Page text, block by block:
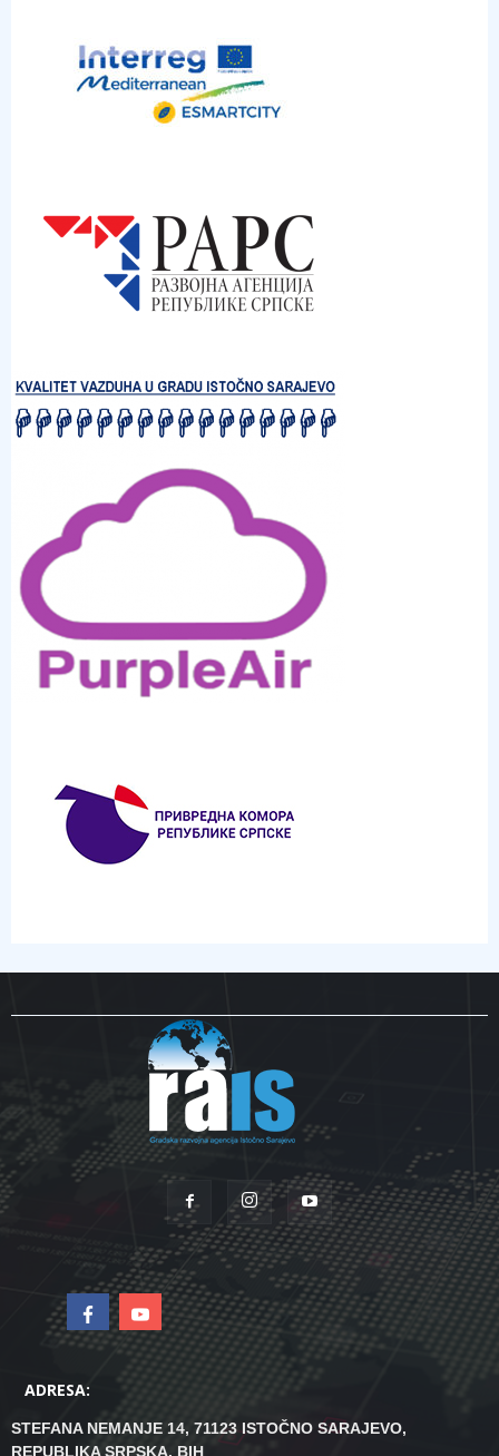
ADRESA:
STEFANA NEMANJE 14, 71123 ISTOČNO SARAJEVO,
REPUBLIKA SRPSKA, BIH